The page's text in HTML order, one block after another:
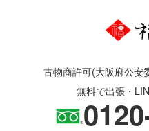
古物商許可(大阪府公安
無料で出張・